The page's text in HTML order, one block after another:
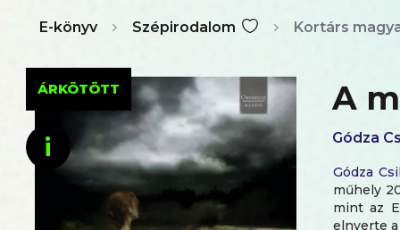
E-könyv Szépirodalom Kortárs
ÁRKÖTÖTT
i
A
Gódza
Gódza
műhely
mint az
elnyerte